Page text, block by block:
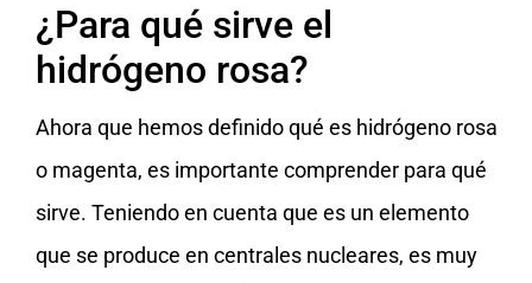
¿Para qué sirve el
hidrógeno rosa?
Ahora que hemos definido qué es hidrógeno rosa
o magenta, es importante comprender para qué
sirve. Teniendo en cuenta que es un elemento
que se produce en centrales nucleares, es muy